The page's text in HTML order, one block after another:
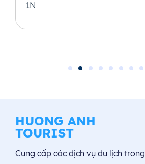
1N
HUONG ANH
TOURIST
Cung cấp các dịch vụ du lịch